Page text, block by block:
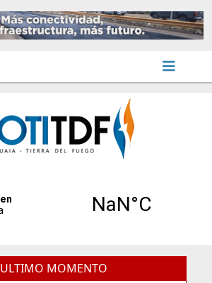
ULTIMO MOMENTO